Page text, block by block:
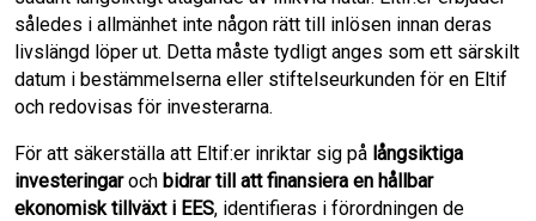
således i allmänhet inte någon rätt till inlösen innan deras
livslängd löper ut. Detta måste tydligt anges som ett särskilt
datum i bestämmelserna eller stiftelseurkunden för en Eltif
och redovisas för investerarna.
För att säkerställa att Eltif:er inriktar sig på långsiktiga
investeringaroch bidrar till att finansiera en hållbar
ekonomisk tillväxt i EES, identifieras i förordningen de